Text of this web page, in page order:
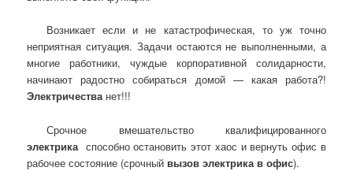
Возникает если и не катастрофическая, то уж точно
неприятная ситуация. Задачи остаются не выполненными, а
многие работники, чуждые корпоративной солидарности,
начинают радостно собираться домой — какая работа?!
Электричестванет!!!
Срочное вмешательство квалифицированного
электрика способно остановить этот хаос и вернуть офис в
рабочее состояние (срочный вызов электрика в офис).